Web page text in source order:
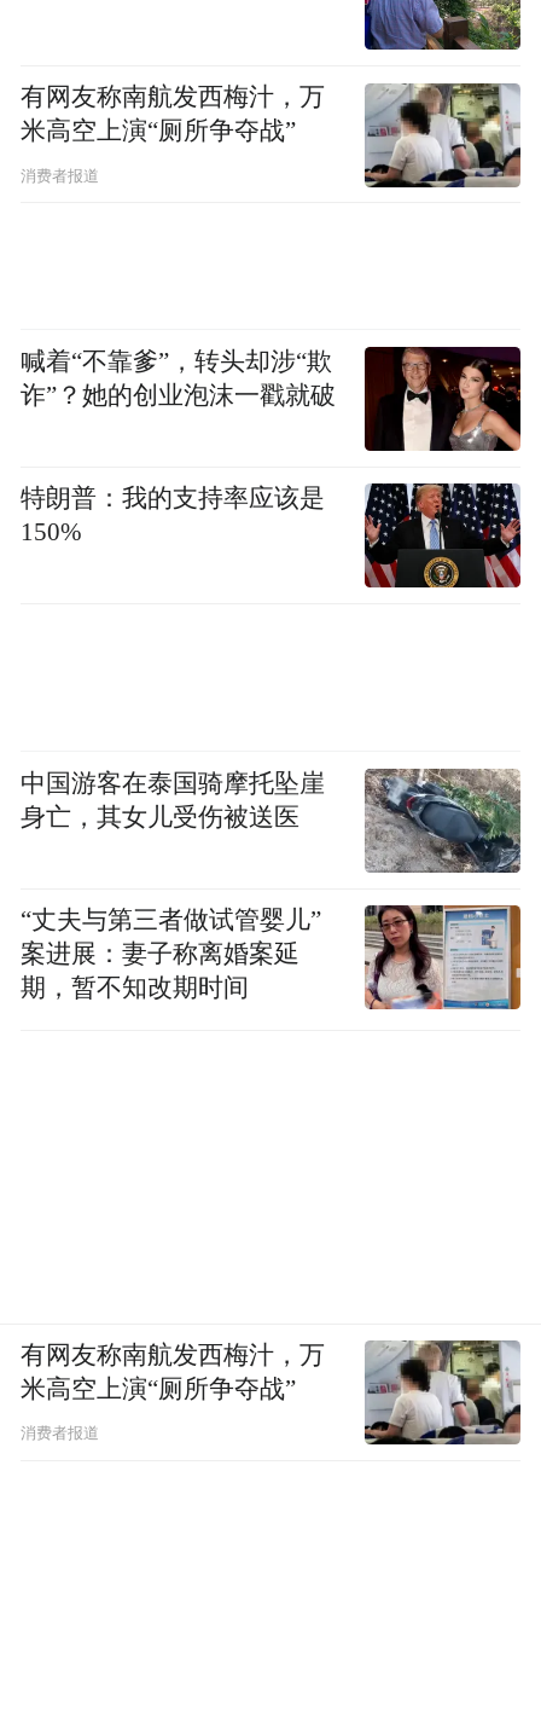
有网友称南航发西梅汁，万
米高空上演“厕所争夺战”
消费者报道
喊着“不靠爹”，转头却涉“欺
诈”？她的创业泡沫一戳就破
特朗普：我的支持率应该是
150%
中国游客在泰国骑摩托坠崖
身亡，其女儿受伤被送医
“丈夫与第三者做试管婴儿”
案进展：妻子称离婚案延
期，暂不知改期时间
有网友称南航发西梅汁，万
米高空上演“厕所争夺战”
消费者报道